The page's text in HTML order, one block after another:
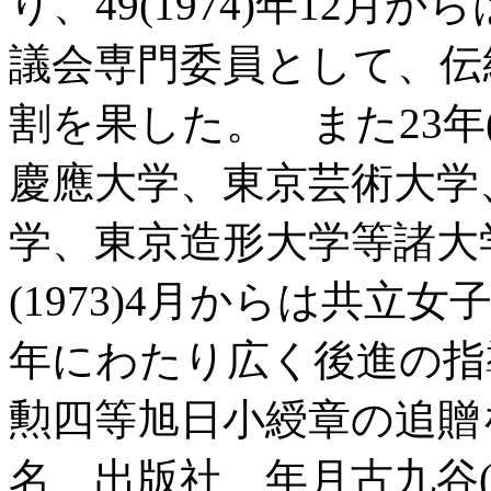
議会専門委員として、
割を果した。 また23年
慶應大学、東京芸術大
学、東京造形大学等諸
(1973)4月からは共立女
年にわたり広く後進の
勲四等旭日小綬章の追
名 出版社 年月古九谷